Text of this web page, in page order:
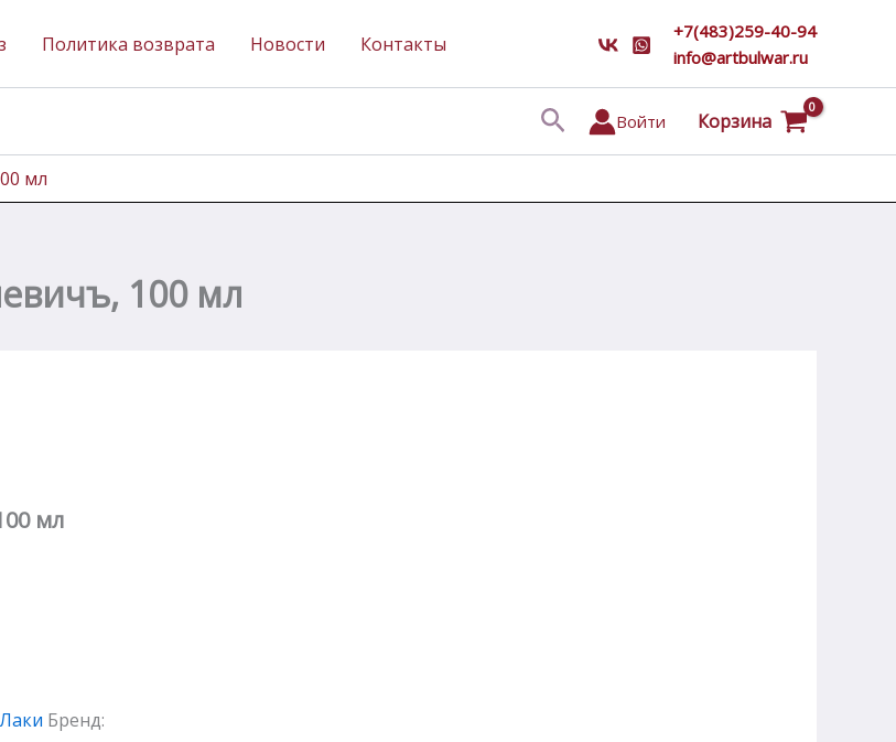
Политика возврата Новости Контакты
+7(483)259-40-94
info@artbulwar.ru
ПоискВойти Корзина
мл
100 мл
мл
Лаки Бренд: